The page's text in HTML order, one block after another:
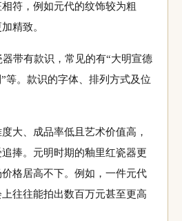
符，例如元代的纹饰较为粗
精致。
带有款识，常见的有“大明宣德
等。款识的字体、排列方式及位
大、成品率低且艺术价值高，
捧。元明时期的釉里红瓷器更
格居高不下。例如，一件元代
往往能拍出数百万元甚至更高